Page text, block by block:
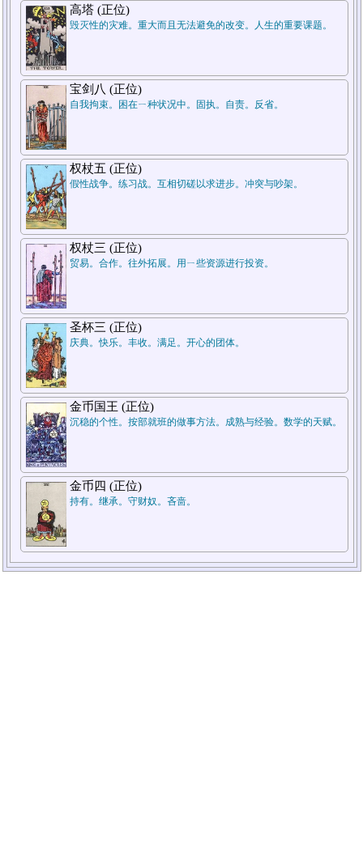
高塔 (正位)
毁灭性的灾难。重大而且无法避免的改变。人生的重要课题。
宝剑八 (正位)
自我拘束。困在ㄧ种状况中。固执。自责。反省。
权杖五 (正位)
假性战争。练习战。互相切磋以求进步。冲突与吵架。
权杖三 (正位)
贸易。合作。往外拓展。用ㄧ些资源进行投资。
圣杯三 (正位)
庆典。快乐。丰收。满足。开心的团体。
金币国王 (正位)
沉稳的个性。按部就班的做事方法。成熟与经验。数学的天赋。
金币四 (正位)
持有。继承。守财奴。吝啬。